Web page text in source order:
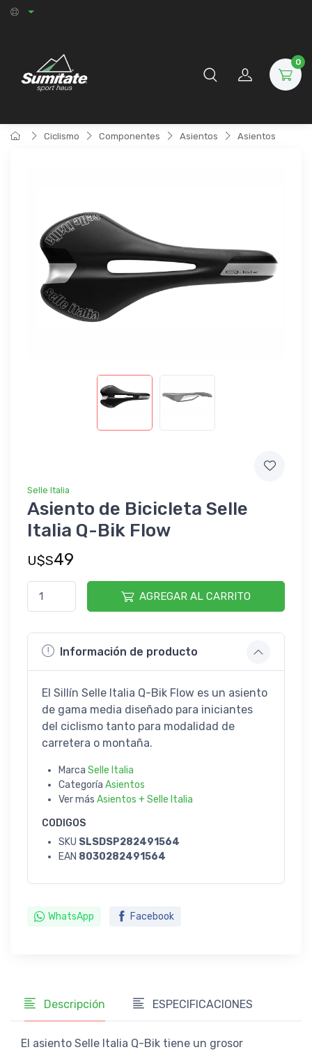
0
Ciclismo Componentes Asientos Asientos
Selle Italia
Asiento de Bicicleta Selle
Italia Q-Bik Flow
U$S49
AGREGAR AL CARRITO
Información de producto
El Sillín Selle Italia Q-Bik Flow es un asiento
de gama media diseñado para iniciantes
del ciclismo tanto para modalidad de
carretera o montaña.
Marca Selle Italia
Categoría Asientos
Ver más Asientos + Selle Italia
CODIGOS
SKU SLSDSP282491564
EAN 8030282491564
WhatsApp Facebook
Descripción ESPECIFICACIONES
El asiento Selle Italia Q-Bik tiene un grosor